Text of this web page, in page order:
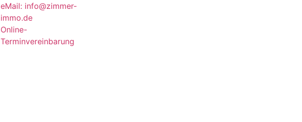
eMail: info@zimmer-
immo.de
Online-
Terminvereinbarung